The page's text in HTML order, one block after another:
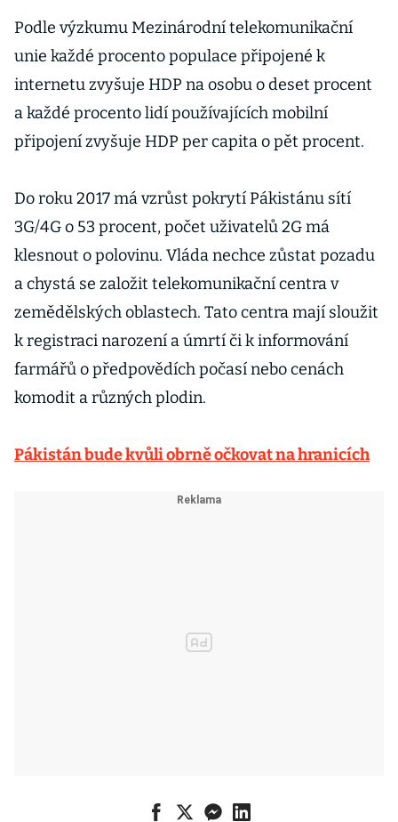
Podle výzkumu Mezinárodní telekomunikační
unie každé procento populace připojené k
internetu zvyšuje HDP na osobu o deset procent
a každé procento lidí používajících mobilní
připojení zvyšuje HDP per capita o pět procent.
Do roku 2017 má vzrůst pokrytí Pákistánu sítí
3G/4G o 53 procent, počet uživatelů 2G má
klesnout o polovinu. Vláda nechce zůstat pozadu
a chystá se založit telekomunikační centra v
zemědělských oblastech. Tato centra mají sloužit
k registraci narození a úmrtí či k informování
farmářů o předpovědích počasí nebo cenách
komodit a různých plodin.
Pákistán bude kvůli obrně očkovat na hranicích